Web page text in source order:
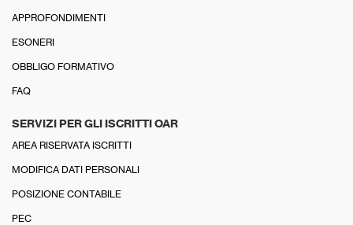
APPROFONDIMENTI
ESONERI
OBBLIGO FORMATIVO
FAQ
SERVIZI PER GLI ISCRITTI OAR
AREA RISERVATA ISCRITTI
MODIFICA DATI PERSONALI
POSIZIONE CONTABILE
PEC